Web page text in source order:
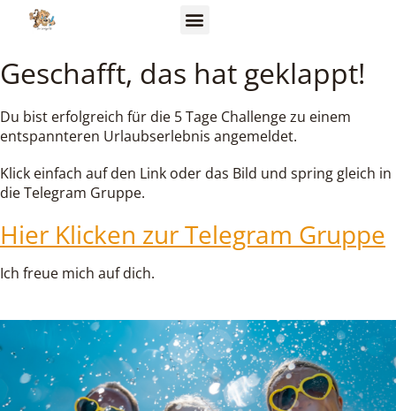
Geschafft, das hat geklappt!
Du bist erfolgreich für die 5 Tage Challenge zu einem
entspannteren Urlaubserlebnis angemeldet.
Klick einfach auf den Link oder das Bild und spring gleich in
die Telegram Gruppe.
Hier Klicken zur Telegram Gruppe
Ich freue mich auf dich.